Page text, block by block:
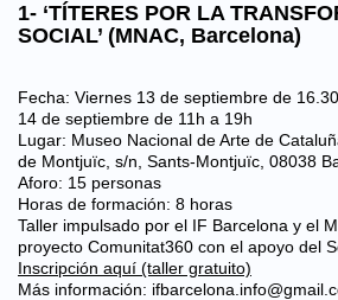
1- ‘TÍTERES POR LA
SOCIAL’ (MNAC, Barcelona)
Fecha: Viernes 13 de septiembre de
14 de septiembre de 11h a 19h
Lugar: Museo Nacional de Arte de
de Montjuïc, s/n, Sants-Montjuïc, 08038
Aforo: 15 personas
Horas de formación: 8 horas
Taller impulsado por el IF Barcelona y el
proyecto Comunitat360 con el apoyo del
Inscripción aquí (taller gratuito)
Más información: